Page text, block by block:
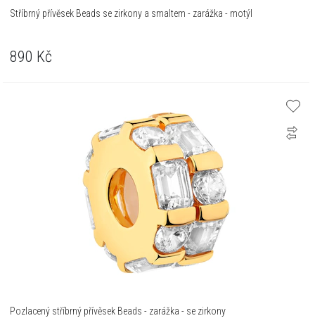
Stříbrný přívěsek Beads se zirkony a smaltem - zarážka - motýl
890 Kč
Pozlacený stříbrný přívěsek Beads - zarážka - se zirkony